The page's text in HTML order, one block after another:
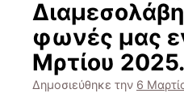
2025.
φωνές μας
Μρτίου 2025.
Δημοσιεύθηκε την 6